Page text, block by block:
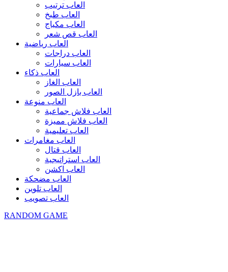
العاب ترتيب
العاب طبخ
العاب مكياج
العاب قص شعر
العاب رياضية
العاب دراجات
العاب سيارات
العاب ذكاء
العاب الغاز
العاب بازل الصور
العاب منوعة
العاب فلاش جماعية
العاب فلاش مميزة
العاب تعليمية
العاب مغامرات
العاب قتال
العاب استراتيجية
العاب اكشن
العاب مضحكة
العاب تلوين
العاب تصويب
RANDOM GAME